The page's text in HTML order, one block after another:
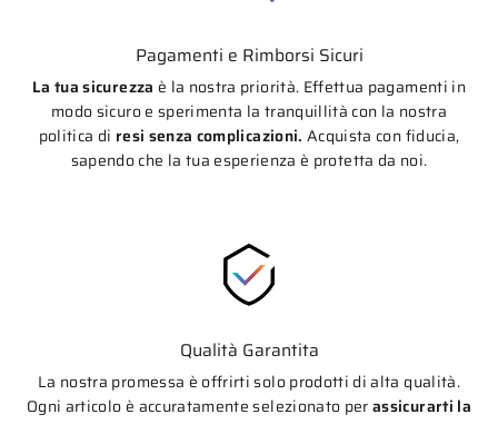
Pagamenti e Rimborsi Sicuri
La tua sicurezza è la nostra priorità. Effettua pagamenti in
modo sicuro e sperimenta la tranquillità con la nostra
politica di resi senza complicazioni. Acquista con fiducia,
sapendo che la tua esperienza è protetta da noi.
Qualità Garantita
La nostra promessa è offrirti solo prodotti di alta qualità.
Ogni articolo è accuratamente selezionato perassicurarti la